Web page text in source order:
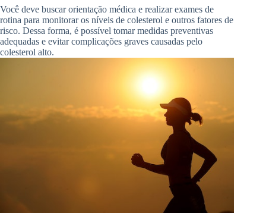
Você deve buscar orientação médica e realizar exames de
rotina para monitorar os níveis de colesterol e outros fatores de
risco. Dessa forma, é possível tomar medidas preventivas
adequadas e evitar complicações graves causadas pelo
colesterol alto.